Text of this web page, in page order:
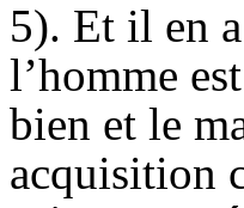
5). Et il en
l’homme
bien et le
acquisition